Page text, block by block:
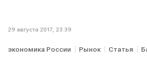
29 августа 2017, 23:39
экономика России Рынок Статья